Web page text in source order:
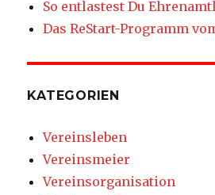
So entlastest Du
Das ReStart-Programm
KATEGORIEN
Vereinsleben
Vereinsmeier
Vereinsorganisation